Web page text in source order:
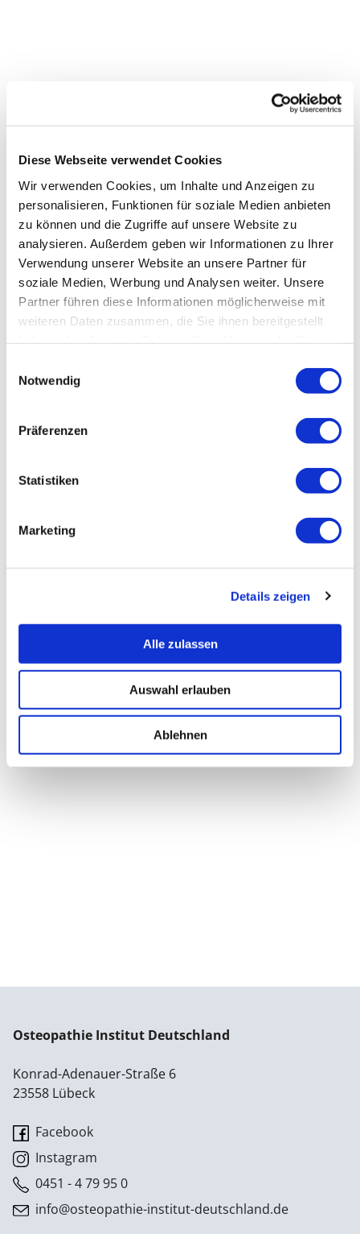
Diese Webseite verwendet Cookies
Wir verwenden Cookies, um Inhalte und Anzeigen zu
personalisieren, Funktionen für soziale Medien anbieten
zu können und die Zugriffe auf unsere Website zu
analysieren. Außerdem geben wir Informationen zu Ihrer
Verwendung unserer Website an unsere Partner für
soziale Medien, Werbung und Analysen weiter. Unsere
Partner führen diese Informationen möglicherweise mit
weiteren Daten zusammen, die Sie ihnen bereitgestellt
Notwendig
Präferenzen
Statistiken
Marketing
Details zeigen
Alle zulassen
Auswahl erlauben
Ablehnen
Osteopathie Institut Deutschland
Konrad-Adenauer-Straße 6
23558 Lübeck
Facebook
Instagram
0451 - 4 79 95 0
info@osteopathie-institut-deutschland.de